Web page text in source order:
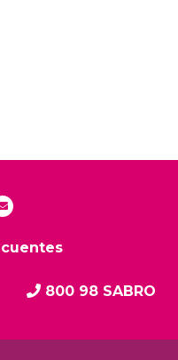
800 98 SABRO